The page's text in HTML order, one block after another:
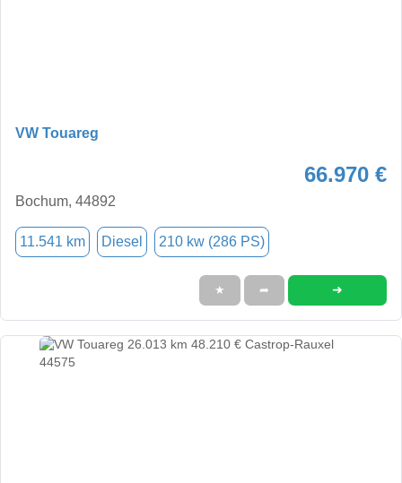
VW Touareg
66.970 €
Bochum, 44892
11.541 km Diesel 210 kw (286 PS)
★ ➦ ➜